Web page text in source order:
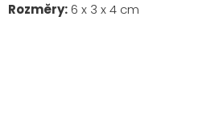
Rozměry: 6 x 3 x 4 cm